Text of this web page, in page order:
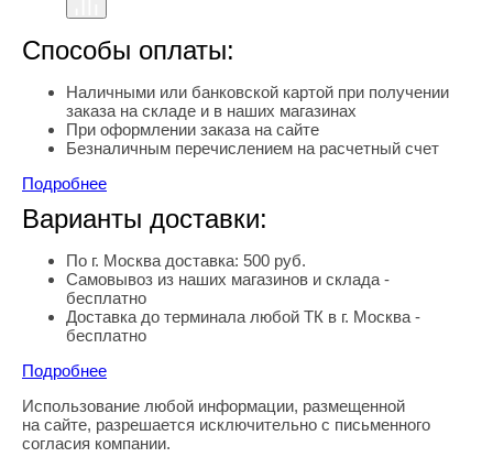
Способы оплаты:
Наличными или банковской картой при получении
заказа на складе и в наших магазинах
При оформлении заказа на сайте
Безналичным перечислением на расчетный счет
Подробнее
Варианты доставки:
По г. Москва доставка: 500 руб.
Самовывоз из наших магазинов и склада -
бесплатно
Доставка до терминала любой ТК в г. Москва -
бесплатно
Подробнее
Правовая информация
Использование любой информации, размещенной
на сайте, разрешается исключительно с письменного
согласия компании.